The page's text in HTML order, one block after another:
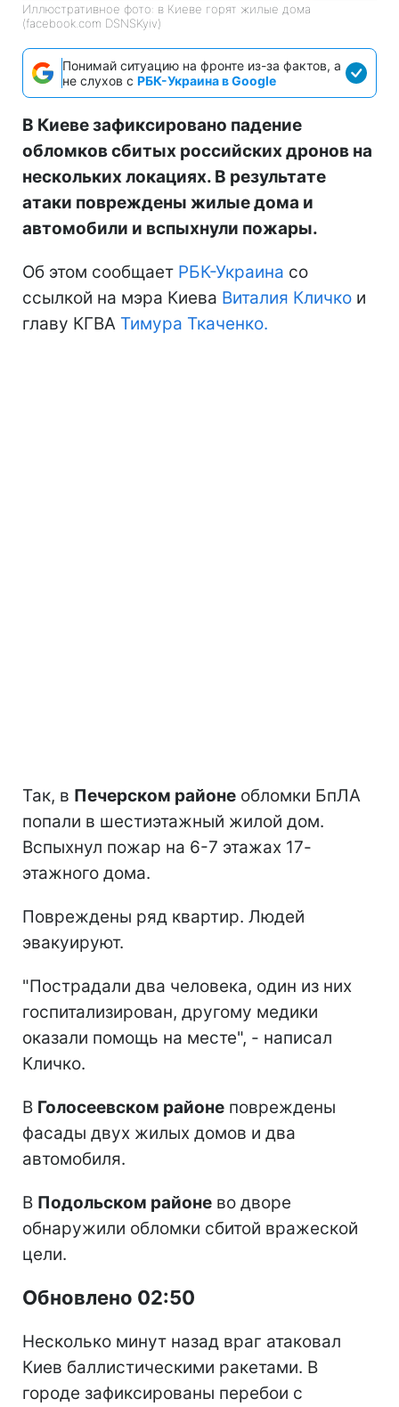
Иллюстративное фото: в Киеве горят жилые дома
(facebook.com DSNSKyiv)
Понимай ситуацию на фронте из-за фактов, а
не слухов с РБК-Украина в Google
В Киеве зафиксировано падение
обломков сбитых российских дронов на
нескольких локациях. В результате
атаки повреждены жилые дома и
автомобили и вспыхнули пожары.
Об этом сообщает РБК-Украина со
ссылкой на мэра Киева Виталия Кличко и
главу КГВА Тимура Ткаченко.
Так, в Печерском районе обломки БпЛА
попали в шестиэтажный жилой дом.
Вспыхнул пожар на 6-7 этажах 17-
этажного дома.
Повреждены ряд квартир. Людей
эвакуируют.
"Пострадали два человека, один из них
госпитализирован, другому медики
оказали помощь на месте", - написал
Кличко.
В Голосеевском районе повреждены
фасады двух жилых домов и два
автомобиля.
В Подольском районе во дворе
обнаружили обломки сбитой вражеской
цели.
Обновлено 02:50
Несколько минут назад враг атаковал
Киев баллистическими ракетами. В
городе зафиксированы перебои с